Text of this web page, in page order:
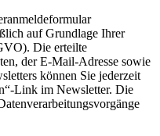
auf Grundlage Ihrer
Die erteilte
der E-Mail-Adresse sowie
können Sie jederzeit
Link im Newsletter. Die